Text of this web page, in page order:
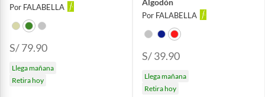
Por FALABELLA
S/ 79.90
Llega mañana
Retira hoy
Algodón
Por FALABELLA
S/ 39.90
Llega mañana
Retira hoy